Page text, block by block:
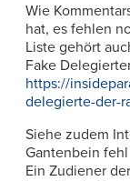
Wie
hat, es fehlen
Liste gehört
Fake
https://
delegierte-der-
Siehe zudem
Gantenbein
Ein Zudiener